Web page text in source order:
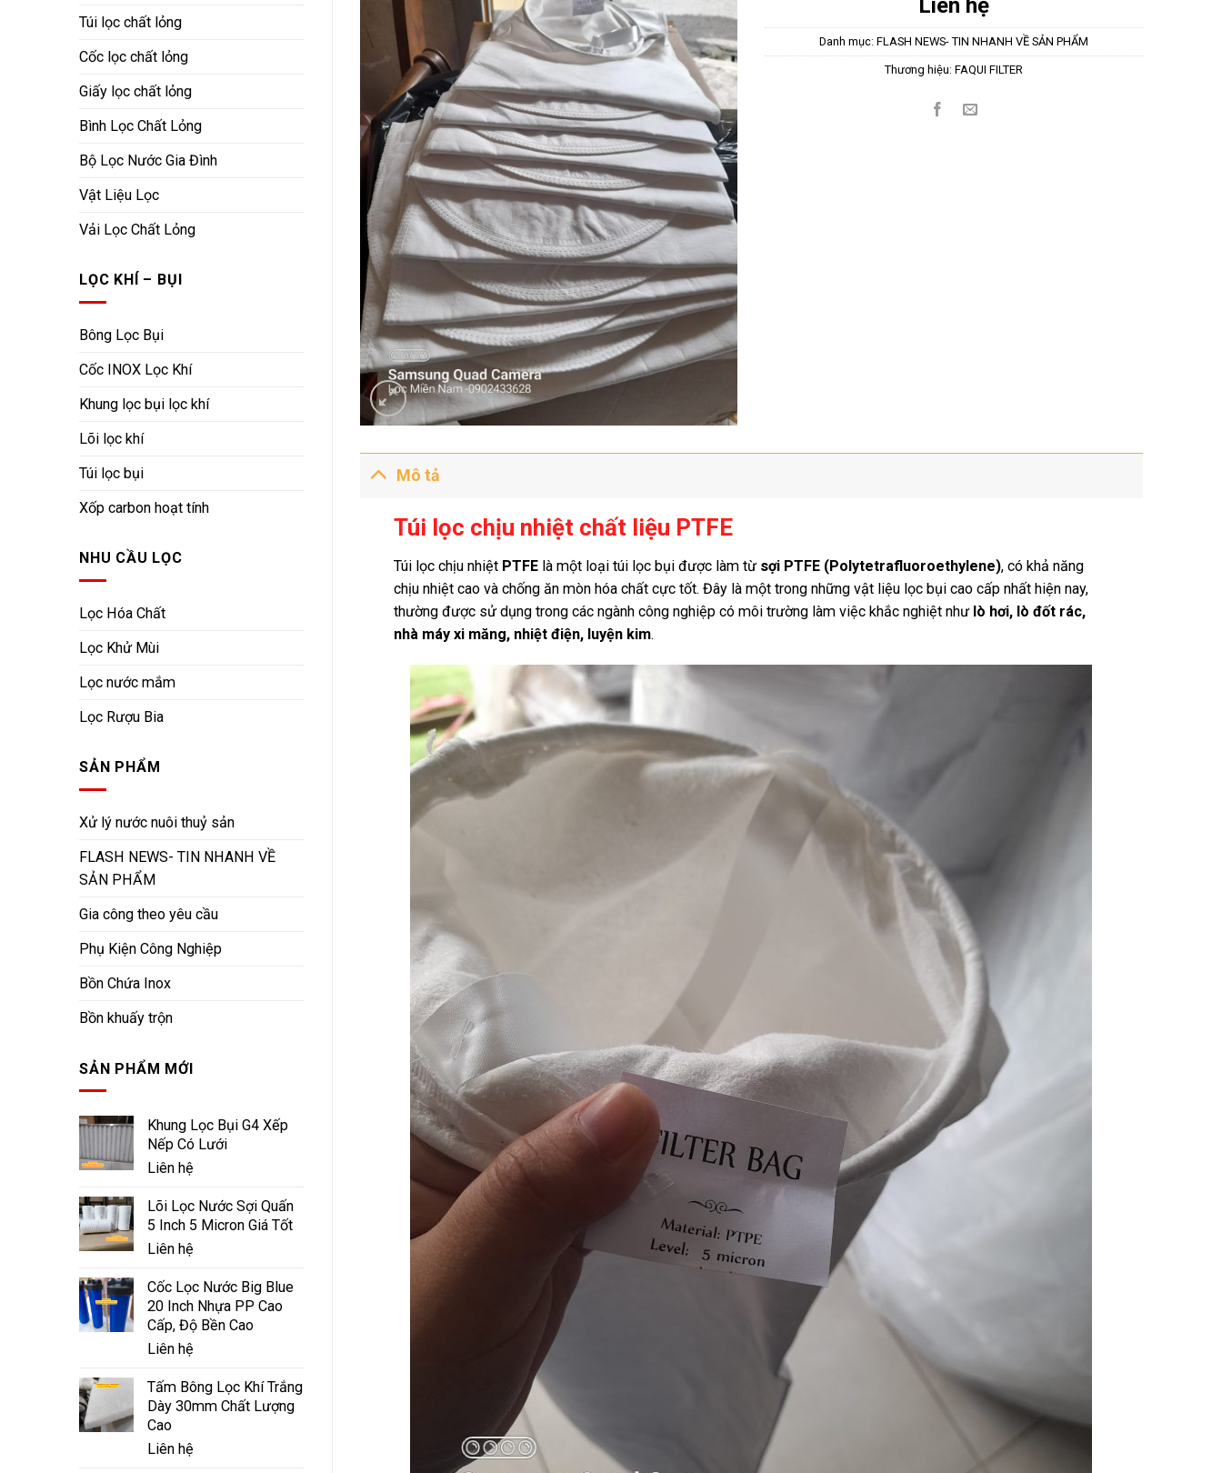
Túi lọc chất lỏng
Cốc lọc chất lỏng
Giấy lọc chất lỏng
Bình Lọc Chất Lỏng
Bộ Lọc Nước Gia Đình
Vật Liệu Lọc
Vải Lọc Chất Lỏng
LỌC KHÍ – BỤI
Bông Lọc Bụi
Cốc INOX Lọc Khí
Khung lọc bụi lọc khí
Lõi lọc khí
Túi lọc bụi
Xốp carbon hoạt tính
NHU CẦU LỌC
Lọc Hóa Chất
Lọc Khử Mùi
Lọc nước mắm
Lọc Rượu Bia
SẢN PHẨM
Xử lý nước nuôi thuỷ sản
FLASH NEWS- TIN NHANH VỀ
SẢN PHẨM
Gia công theo yêu cầu
Phụ Kiện Công Nghiệp
Bồn Chứa Inox
Bồn khuấy trộn
SẢN PHẨM MỚI
Khung Lọc Bụi G4 Xếp
Nếp Có Lưới
Liên hệ
Lõi Lọc Nước Sợi Quấn
5 Inch 5 Micron Giá Tốt
Liên hệ
Cốc Lọc Nước Big Blue
20 Inch Nhựa PP Cao
Cấp, Độ Bền Cao
Liên hệ
Tấm Bông Lọc Khí Trắng
Dày 30mm Chất Lượng
Cao
Liên hệ
Liên hệ
Danh mục:FLASH NEWS- TIN NHANH VỀ SẢN PHẨM
Thương hiệu:FAQUI FILTER
Mô tả
Túi lọc chịu nhiệt chất liệu PTFE
Túi lọc chịu nhiệt PTFElà một loại túi lọc bụi được làm từ sợi PTFE (Polytetrafluoroethylene), có khả năng
chịu nhiệt cao và chống ăn mòn hóa chất cực tốt. Đây là một trong những vật liệu lọc bụi cao cấp nhất hiện nay,
thường được sử dụng trong các ngành công nghiệp có môi trường làm việc khắc nghiệt như lò hơi, lò đốt rác,
nhà máy xi măng, nhiệt điện, luyện kim.